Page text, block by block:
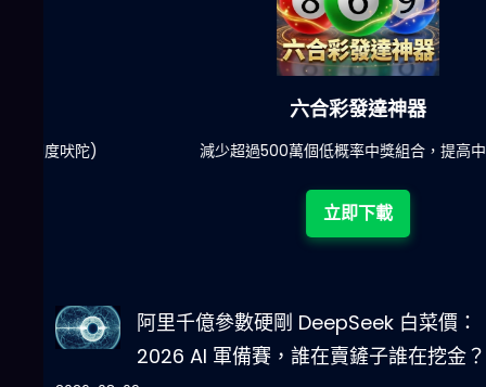
六合彩發達神器
減少超過500萬個低概率中獎組合，提高中獎率
阿里千億參數硬剛 DeepSeek 白菜價：
2026 AI 軍備賽，誰在賣鏟子誰在挖金？